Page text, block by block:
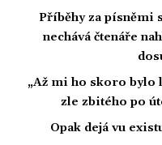
Příběhy za písněmi
nechává čtenáře
„Až mi ho skoro
zle zbitého po
Opak dejá vu